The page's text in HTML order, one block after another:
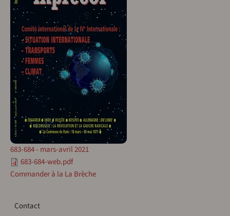
683-684 - mars-avril 2021
683-684-web.pdf
Commander à la La Brèche
Contact
Contact